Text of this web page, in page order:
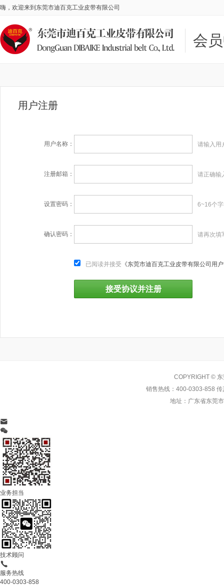
嗨，欢迎来到东莞市迪百克工业皮带有限公司
会
用户注册
用户名称： 请输入用
注册邮箱： 请正确输
设置密码： 6~16个
确认密码： 请再次填
已阅读并接受 《东莞市迪百克工业皮带有限公司用
COPYRIGHT ©
销售热线：400-0303-858
地址：广东省东莞
业务担当
技术顾问
服务热线
400-0303-858